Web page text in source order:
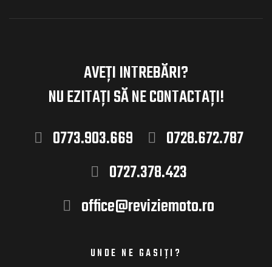
AVEȚI INTREBĂRI?
NU EZITAȚISĂ NE CONTACTAȚI!
0773.903.669
0728.672.787
0727.378.423
office@reviziemoto.ro
UNDE NE GASIȚI?